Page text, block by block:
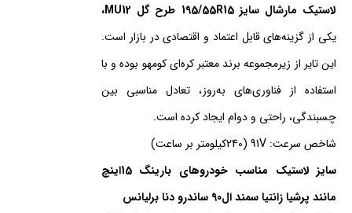
لاستیک مارشال سایز 195/55R15 طرح گل MU12،
یکی از گزینه‌های قابل اعتماد و اقتصادی در بازار است.
این تایر از زیرمجموعه برند معتبر کره‌ای کومهو بوده و با
استفاده از فناوری‌های به‌روز، تعادل مناسبی بین
چسبندگی، راحتی و دوام ایجاد کرده است.
شاخص سرعت: 91V (240کیلومتر بر ساعت)
سایز لاستیک مناسب خودروهای بارینگ 15اینچ
مانند پرشیا زانتیا سمند ال90 ساندرو دنا برلیانس